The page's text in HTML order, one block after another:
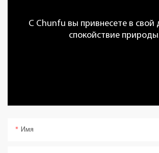
С Chunfu вы привнесете в свой
спокойствие
Имя